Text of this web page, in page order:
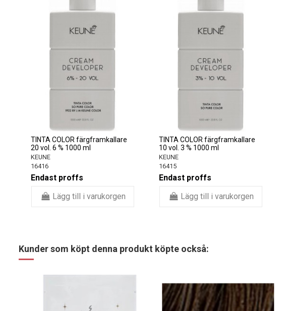
TINTA COLOR färgframkallare
20 vol. 6 % 1000 ml
KEUNE
16416
Endast proffs
Lägg till i varukorgen
TINTA COLOR färgframkallare
10 vol. 3 % 1000 ml
KEUNE
16415
Endast proffs
Lägg till i varukorgen
Kunder som köpt denna produkt köpte också: